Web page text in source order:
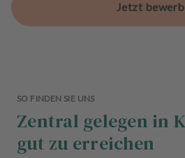
Jetzt
SO FINDEN SIE UNS
Zentral gelegen in
gut zu erreichen